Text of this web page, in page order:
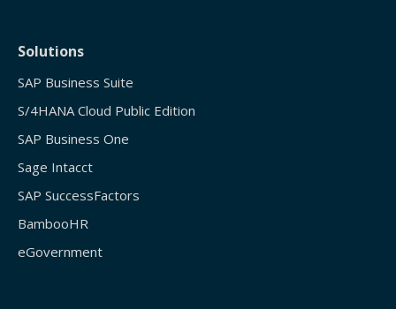
Solutions
SAP Business Suite
S/4HANA Cloud Public Edition
SAP Business One
Sage Intacct
SAP SuccessFactors
BambooHR
eGovernment